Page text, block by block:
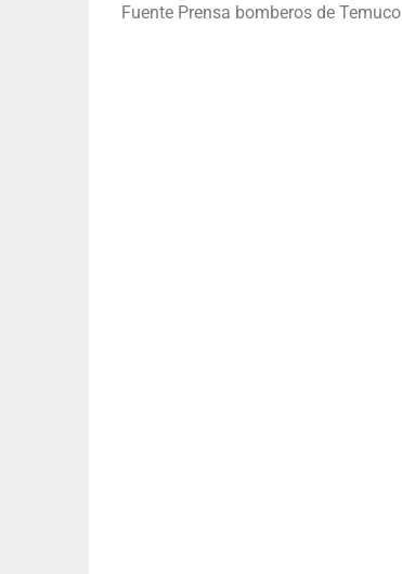
Fuente Prensa bomberos de Temuco